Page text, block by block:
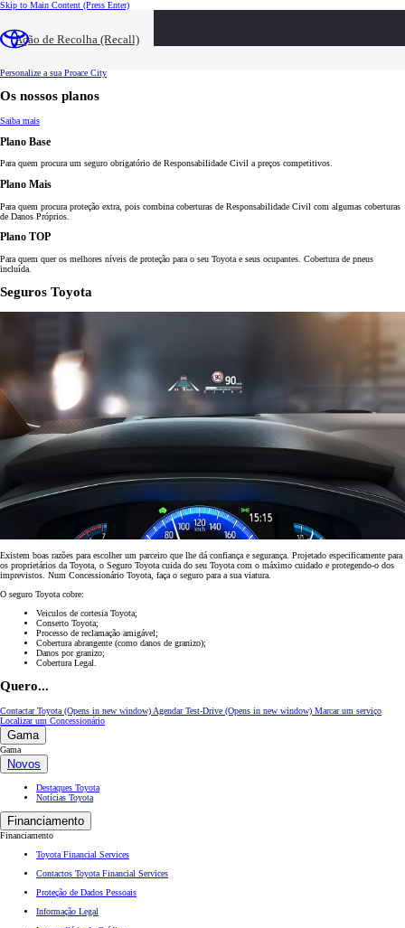
Skip to Main Content (Press Enter)
Ação de Recolha (Recall)
Preços e Promoções
Fiabilidade e Garantia
Personalize a sua Proace City
Os nossos planos
Saiba mais
Plano Base
Para quem procura um seguro obrigatório de Responsabilidade Civil a preços competitivos.
Plano Mais
Para quem procura proteção extra, pois combina coberturas de Responsabilidade Civil com algumas coberturas
de Danos Próprios.
Plano TOP
Para quem quer os melhores níveis de proteção para o seu Toyota e seus ocupantes. Cobertura de pneus
incluída.
Seguros Toyota
Existem boas razões para escolher um parceiro que lhe dá confiança e segurança. Projetado especificamente para
os proprietários da Toyota, o Seguro Toyota cuida do seu Toyota com o máximo cuidado e protegendo-o dos
imprevistos. Num Concessionário Toyota, faça o seguro para a sua viatura.
O seguro Toyota cobre:
Veiculos de cortesia Toyota;
Conserto Toyota;
Processo de reclamação amigável;
Cobertura abrangente (como danos de granizo);
Danos por granizo;
Cobertura Legal.
Quero...
Contactar Toyota (Opens in new window) Agendar Test-Drive (Opens in new window) Marcar um serviço
Localizar um Concessionário
Gama
Gama
Novos
Destaques Toyota
Notícias Toyota
Financiamento
Financiamento
Toyota Financial Services
Contactos Toyota Financial Services
Proteção de Dados Pessoais
Informação Legal